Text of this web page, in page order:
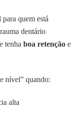
quem está
dentário
tenha boa retenção e
nível” quando:
alta